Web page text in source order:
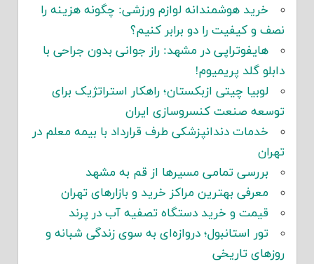
خرید هوشمندانه لوازم ورزشی: چگونه هزینه را
نصف و کیفیت را دو برابر کنیم؟
هایفوتراپی در مشهد: راز جوانی بدون جراحی با
دابلو گلد پریمیوم!
لوبیا چیتی ازبکستان؛ راهکار استراتژیک برای
توسعه صنعت کنسروسازی ایران
خدمات دندانپزشکی طرف قرارداد با بیمه معلم در
تهران
بررسی تمامی مسیرها از قم به مشهد
معرفی بهترین مراکز خرید و بازارهای تهران
قیمت و خرید دستگاه تصفیه آب در پرند
تور استانبول؛ دروازه‌ای به سوی زندگی شبانه و
روزهای تاریخی